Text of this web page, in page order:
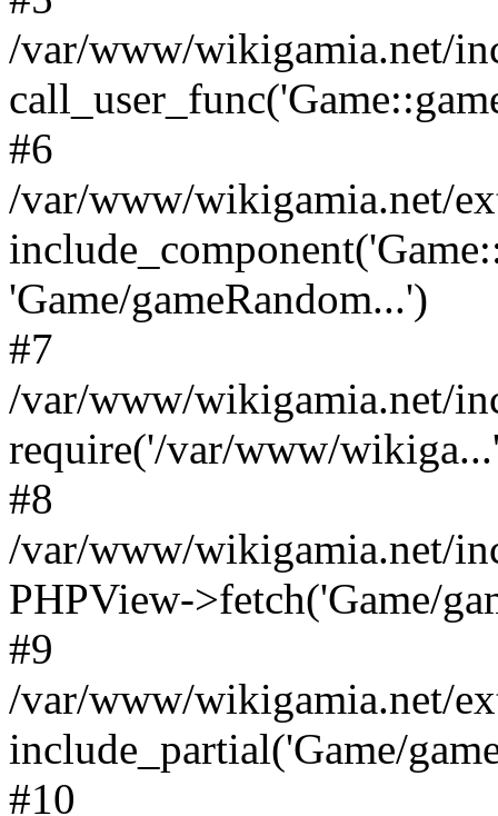
/var/www/wikigamia.net/
#6
/var/www/wikigamia.net/
'Game/gameRandom...')
#7
/var/www/wikigamia.net/
require('/var/www/
#8
/var/www/wikigamia.net/
PHPView->fetch('Game/
#9
/var/www/wikigamia.net/
include_partial('Game/
#10